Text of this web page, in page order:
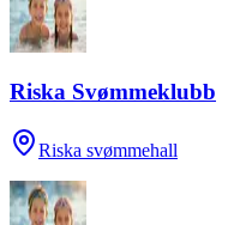
Riska Svømmeklubb
Riska svømmehall